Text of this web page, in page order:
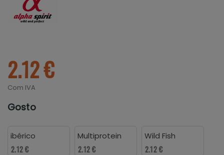
2.12 €
Com IVA
Gosto
ibérico
2.12 €
Multiprotein
2.12 €
Wild Fish
2.12 €